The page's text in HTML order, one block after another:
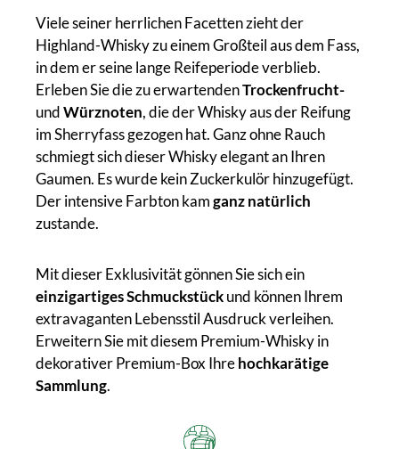
Viele seiner herrlichen Facetten zieht der
Highland-Whisky zu einem Großteil aus dem Fass,
in dem er seine lange Reifeperiode verblieb.
Erleben Sie die zu erwartendenTrockenfrucht-
undWürznoten, die der Whisky aus der Reifung
im Sherryfass gezogen hat. Ganz ohne Rauch
schmiegt sich dieser Whisky elegant an Ihren
Gaumen. Es wurde kein Zuckerkulör hinzugefügt.
Der intensive Farbton kamganz natürlich
zustande.
Mit dieser Exklusivität gönnen Sie sich ein
einzigartiges Schmuckstückund können Ihrem
extravaganten Lebensstil Ausdruck verleihen.
Erweitern Sie mit diesem Premium-Whisky in
dekorativer Premium-Box Ihrehochkarätige
Sammlung.